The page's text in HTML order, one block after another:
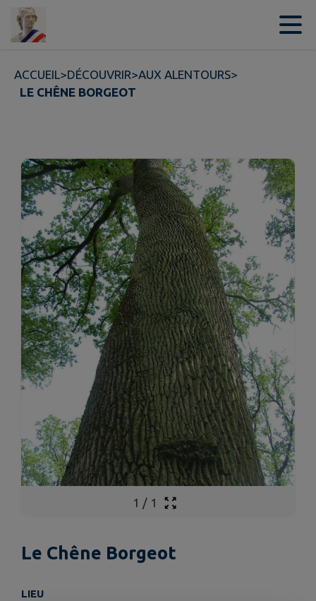
Contenu
ACCUEIL>DÉCOUVRIR>AUX ALENTOURS>
LE CHÊNE BORGEOT
1 / 1
Le Chêne Borgeot
LIEU